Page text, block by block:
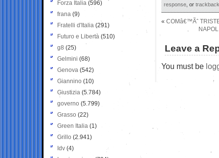
response, ortrackback
« COMâ€™Ãˆ
Leave a
You must be
Forza Italia (596)
frana (9)
Fratelli d'Italia (291)
Futuro e Libertà (510)
g8 (25)
Gelmini (68)
Genova (542)
Giannino (10)
Giustizia (5.784)
governo (5.799)
Grasso (22)
Green Italia (1)
Grillo (2.941)
Idv (4)